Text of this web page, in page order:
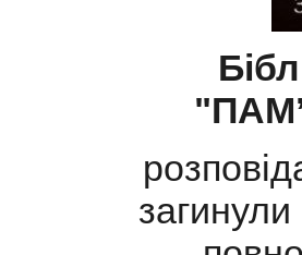
загинули